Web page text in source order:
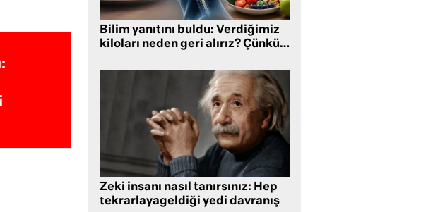
Bilim yanıtını buldu: Verdiğimiz
kiloları neden geri alırız? Çünkü…
Zeki insanı nasıl tanırsınız: Hep
tekrarlayageldiği yedi davranış